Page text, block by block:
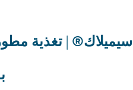
سيميلاك® | تغذية